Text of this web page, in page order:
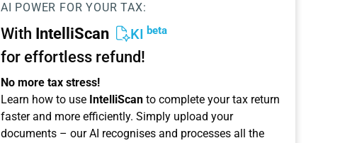
AI POWER FOR YOUR TAX:
With IntelliScan KI beta
for effortless refund!
No more tax stress!
Learn how to use IntelliScanto complete your tax return
faster and more efficiently. Simply upload your
documents – our AI recognises and processes all the